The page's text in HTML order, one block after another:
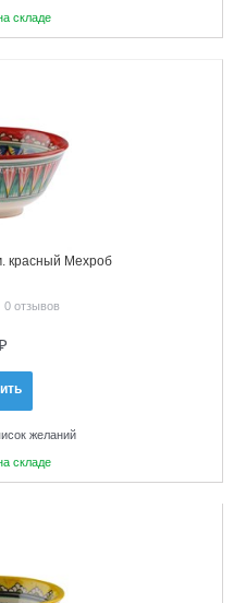
складе
красный Мехроб
0 отзывов
желаний
складе